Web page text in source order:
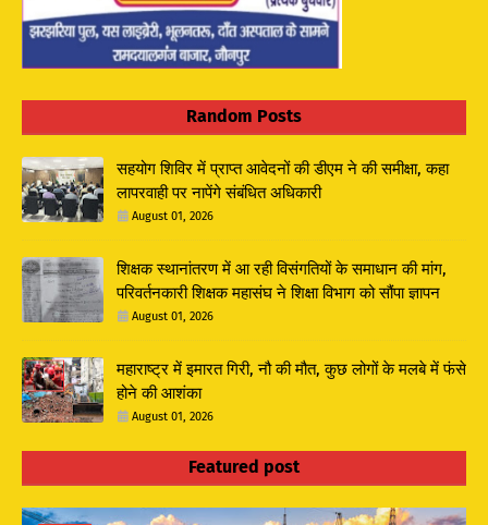
Random Posts
सहयोग शिविर में प्राप्त आवेदनों की डीएम ने की समीक्षा, कहा
लापरवाही पर नापेंगे संबंधित अधिकारी
August 01, 2026
शिक्षक स्थानांतरण में आ रही विसंगतियों के समाधान की मांग,
परिवर्तनकारी शिक्षक महासंघ ने शिक्षा विभाग को सौंपा ज्ञापन
August 01, 2026
महाराष्ट्र में इमारत गिरी, नौ की मौत, कुछ लोगों के मलबे में फंसे
होने की आशंका
August 01, 2026
Featured post